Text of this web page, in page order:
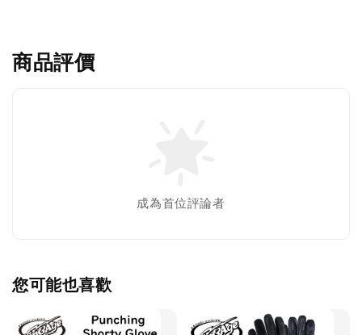
商品評價
成為首位評論者
您可能也喜歡